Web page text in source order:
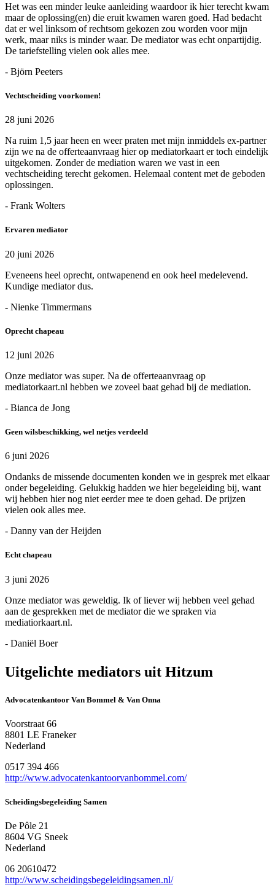
Het was een minder leuke aanleiding waardoor ik hier terecht kwam
maar de oplossing(en) die eruit kwamen waren goed. Had bedacht
dat er wel linksom of rechtsom gekozen zou worden voor mijn
werk, maar niks is minder waar. De mediator was echt onpartijdig.
De tariefstelling vielen ook alles mee.
- Björn Peeters
Vechtscheiding voorkomen!
28 juni 2026
Na ruim 1,5 jaar heen en weer praten met mijn inmiddels ex-partner
zijn we na de offerteaanvraag hier op mediatorkaart er toch eindelijk
uitgekomen. Zonder de mediation waren we vast in een
vechtscheiding terecht gekomen. Helemaal content met de geboden
oplossingen.
- Frank Wolters
Ervaren mediator
20 juni 2026
Eveneens heel oprecht, ontwapenend en ook heel medelevend.
Kundige mediator dus.
- Nienke Timmermans
Oprecht chapeau
12 juni 2026
Onze mediator was super. Na de offerteaanvraag op
mediatorkaart.nl hebben we zoveel baat gehad bij de mediation.
- Bianca de Jong
Geen wilsbeschikking, wel netjes verdeeld
6 juni 2026
Ondanks de missende documenten konden we in gesprek met elkaar
onder begeleiding. Gelukkig hadden we hier begeleiding bij, want
wij hebben hier nog niet eerder mee te doen gehad. De prijzen
vielen ook alles mee.
- Danny van der Heijden
Echt chapeau
3 juni 2026
Onze mediator was geweldig. Ik of liever wij hebben veel gehad
aan de gesprekken met de mediator die we spraken via
mediatiorkaart.nl.
- Daniël Boer
Uitgelichte mediators uit Hitzum
Advocatenkantoor Van Bommel & Van Onna
Voorstraat 66
8801 LE Franeker
Nederland
0517 394 466
http://www.advocatenkantoorvanbommel.com/
Scheidingsbegeleiding Samen
De Pôle 21
8604 VG Sneek
Nederland
06 20610472
http://www.scheidingsbegeleidingsamen.nl/